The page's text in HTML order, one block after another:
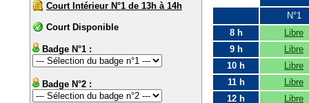
Court Intérieur N°1 de 13h à 14h
Court Disponible
Badge N°1 :
Badge N°2 :
N°1
8 h
Libre
9 h
Libre
10 h
Libre
11 h
Libre
12 h
Libre